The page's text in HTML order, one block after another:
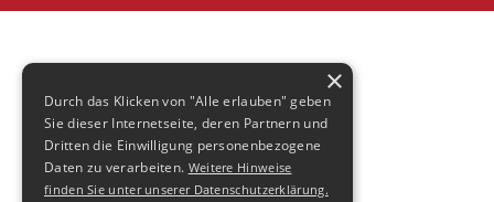
×
Durch das Klicken von "Alle erlauben" geben
Sie dieser Internetseite, deren Partnern und
Dritten die Einwilligung personenbezogene
Daten zu verarbeiten. Weitere Hinweise
finden Sie unter unserer Datenschutzerklärung.